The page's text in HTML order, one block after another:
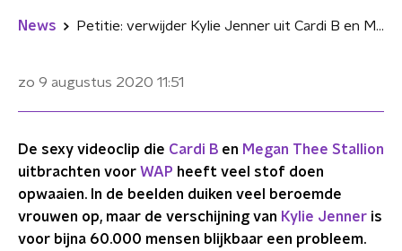
News Petitie: verwijder Kylie Jenner uit Cardi B en Megan Thee Stallion-videoclip
zo 9 augustus 2020 11:51
De sexy videoclip die Cardi B en Megan Thee Stallion
uitbrachten voor WAP heeft veel stof doen
opwaaien. In de beelden duiken veel beroemde
vrouwen op, maar de verschijning van Kylie Jenner is
voor bijna 60.000 mensen blijkbaar een probleem.